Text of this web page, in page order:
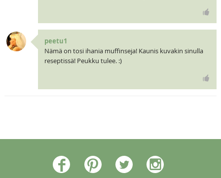
peetu1
Nämä on tosi ihania muffinseja! Kaunis kuvakin sinulla
reseptissä! Peukku tulee. :)